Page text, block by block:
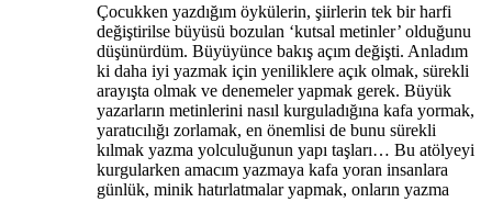
Çocukken yazdığım öykülerin, şiirlerin tek bir harfi
değiştirilse büyüsü bozulan ‘kutsal metinler’ olduğunu
düşünürdüm. Büyüyünce bakış açım değişti. Anladım
ki daha iyi yazmak için yeniliklere açık olmak, sürekli
arayışta olmak ve denemeler yapmak gerek. Büyük
yazarların metinlerini nasıl kurguladığına kafa yormak,
yaratıcılığı zorlamak, en önemlisi de bunu sürekli
kılmak yazma yolculuğunun yapı taşları… Bu atölyeyi
kurgularken amacım yazmaya kafa yoran insanlara
günlük, minik hatırlatmalar yapmak, onların yazma